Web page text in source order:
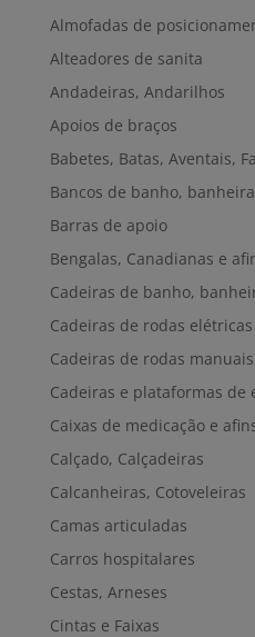
Almofadas de
Alteadores de sanita
Andadeiras, Andarilhos
Apoios de braços
Babetes, Batas, Aventais,
Bancos de banho,
Barras de apoio
Bengalas, Canadianas e
Cadeiras de banho,
Cadeiras de rodas elétricas
Cadeiras de rodas manuais
Cadeiras e plataformas de
Caixas de medicação e
Calçado, Calçadeiras
Calcanheiras, Cotoveleiras
Camas articuladas
Carros hospitalares
Cestas, Arneses
Cintas e Faixas